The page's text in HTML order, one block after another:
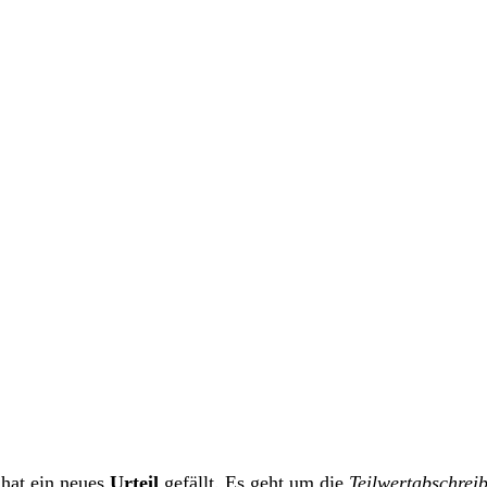
ein neues Urteil gefällt. Es geht um die